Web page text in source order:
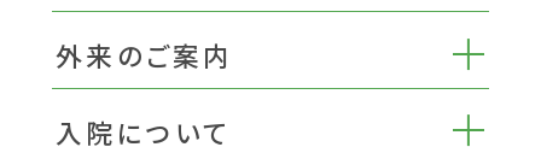
外来のご案内
入院について